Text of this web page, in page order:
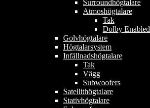
Surroundhögtalare
Atmoshögtalare
Tak
Dolby Enabled
Golvhögtalare
Högtalarsystem
Infällnadshögtalare
Tak
Vägg
Subwoofers
Satellithögtalare
Stativhögtalare